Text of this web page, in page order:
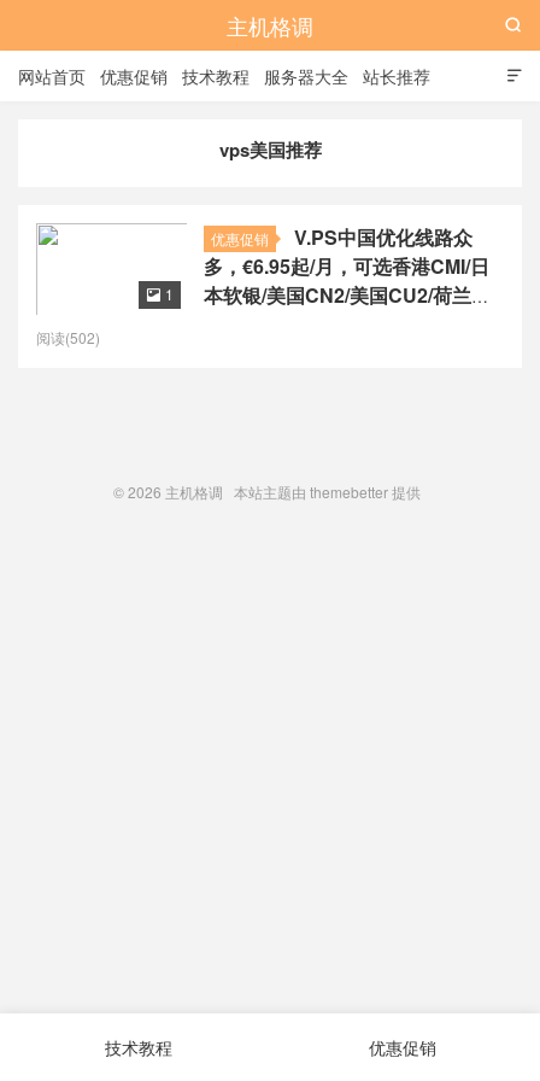
主机格调

网站首页 优惠促销 技术教程 服务器大全 站长推荐

vps美国推荐
优惠促销
V.PS中国优化线路众
多，€6.95起/月，可选香港CMI/日
本软银/美国CN2/美国CU2/荷兰
 1
阅读(502)
© 2026 主机格调 本站主题由 themebetter提供
技术教程 优惠促销